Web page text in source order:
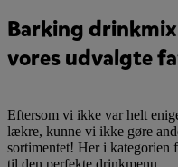
Barking
vores udvalgte
Eftersom vi ikke var helt
lækre, kunne vi ikke gøre
sortimentet! Her i
til den perfekte drinkmenu.